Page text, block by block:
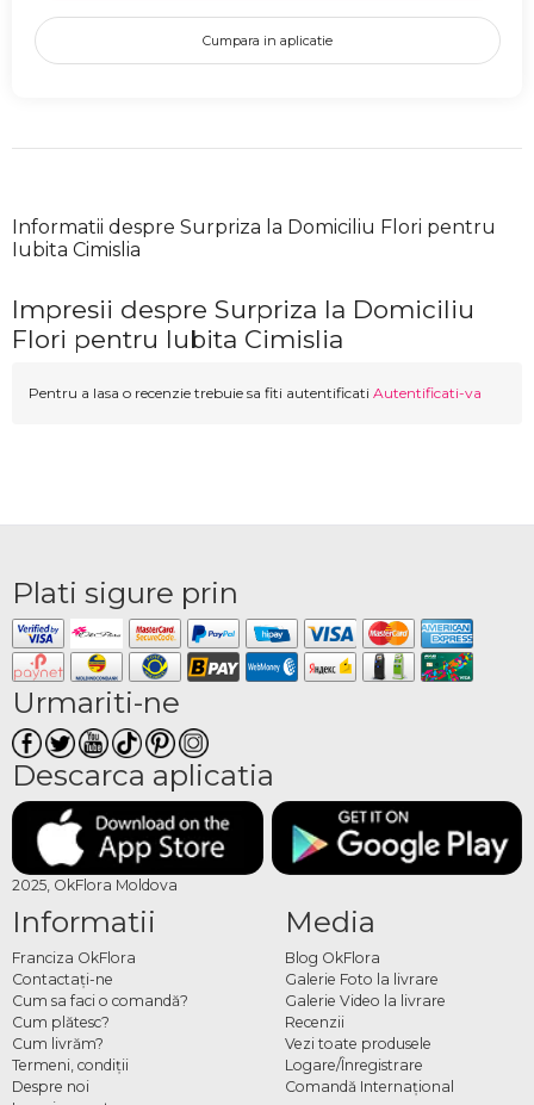
Cumpara in aplicatie
Informatii despre Surpriza la Domiciliu Flori pentru
Iubita Cimislia
Impresii despre Surpriza la Domiciliu
Flori pentru Iubita Cimislia
Pentru a lasa o recenzie trebuie sa fiti autentificati Autentificati-va
Plati sigure prin
Urmariti-ne
Descarca aplicatia
2025, OkFlora Moldova
Informatii
Franciza OkFlora
Contactaţi-ne
Cum sa faci o comandă?
Cum plătesc?
Cum livrăm?
Termeni, condiţii
Despre noi
Media
Blog OkFlora
Galerie Foto la livrare
Galerie Video la livrare
Recenzii
Vezi toate produsele
Logare/Înregistrare
Comandă Internațional